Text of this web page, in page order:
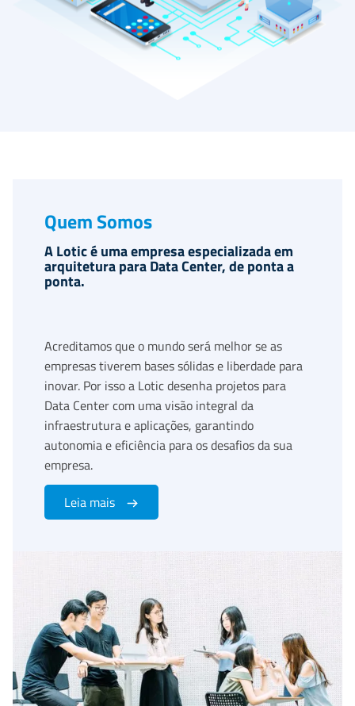
Quem Somos
A Lotic é uma empresa especializada em
arquitetura para Data Center, de ponta a
ponta.
Acreditamos que o mundo será melhor se as
empresas tiverem bases sólidas e liberdade para
inovar. Por isso a Lotic desenha projetos para
Data Center com uma visão integral da
infraestrutura e aplicações, garantindo
autonomia e eficiência para os desafios da sua
empresa.
Leia mais